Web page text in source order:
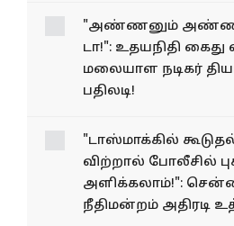
"அண்ணனும்
டா!": உதயநிதி கைது
மலையாள நடிகர்
பதிலடி!
"டாஸ்மாக்கில்
விற்றால் போலீசில்
அளிக்கலாம்!":
நீதிமன்றம் அதிரடி